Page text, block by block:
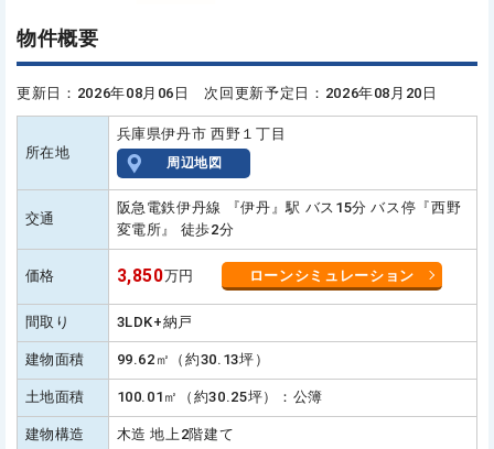
物件概要
更新日：2026年08月06日 次回更新予定日：2026年08月20日
所在地
兵庫県伊丹市 西野１丁目
周辺地図
交通
阪急電鉄伊丹線 『伊丹』駅 バス15分 バス停『西野
変電所』 徒歩2分
価格 3,850万円 ローンシミュレーション
間取り 3LDK+納戸
建物面積 99.62㎡（約30.13坪）
土地面積 100.01㎡（約30.25坪）：公簿
建物構造 木造 地上2階建て